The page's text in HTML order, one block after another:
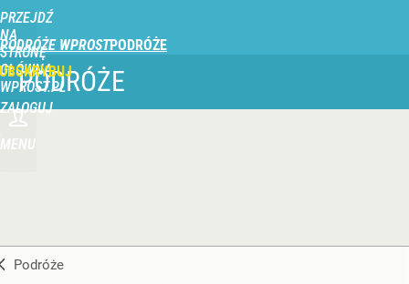
PRZEJDŹ
NA
STRONĘ
GŁÓWNĄ
WPROST.PL
PODRÓŻE WPROST
ZALOGUJ
MENU
PODRÓŻE
Podróże